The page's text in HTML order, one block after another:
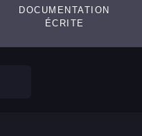
DOCUMENTATION
ÉCRITE